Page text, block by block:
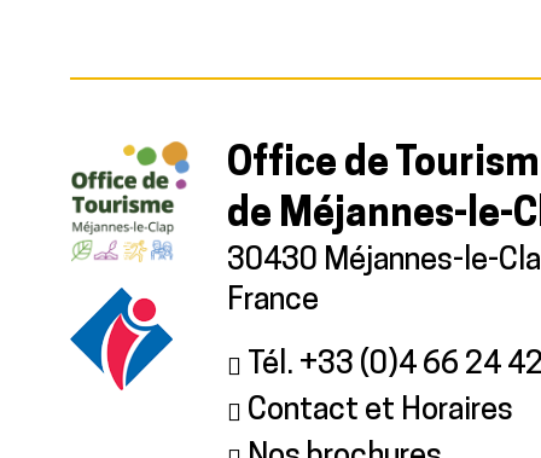
Office de
de Méjannes-le-
30430 Méjannes-le-
France
Tél. +33 (0)4 66 24
Contact et Horaires